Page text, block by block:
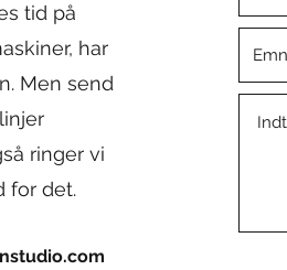
tid på
har
Men send
ringer vi
for det.